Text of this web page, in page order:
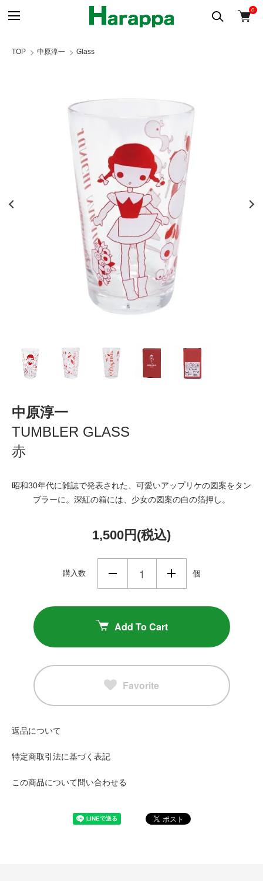
0
TOP 中原淳一 Glass
中原淳一
TUMBLER GLASS
赤
昭和30年代に雑誌で発表された、可愛いアップリケの図案をタン
ブラーに。深紅の箱には、少女の図案の白の箔押し。
1,500円(税込)
購入数 個
Add To Cart
Favorite
返品について
特定商取引法に基づく表記
この商品について問い合わせる